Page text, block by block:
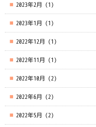
2023年2月 (1)
2023年1月 (1)
2022年12月 (1)
2022年11月 (1)
2022年10月 (2)
2022年6月 (2)
2022年5月 (2)